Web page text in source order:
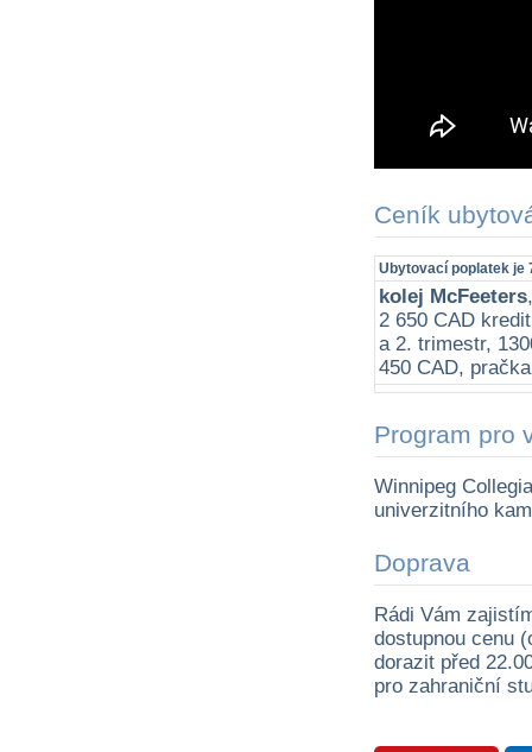
Ceník
Ubytovací poplatek je
kolej McFeeters
2 650 CAD
a 2. trimestr,
450 CAD,
Program pro
Winnipeg
univerzitního
Doprava
Rádi Vám
dostupnou cenu
dorazit před
pro zahraniční